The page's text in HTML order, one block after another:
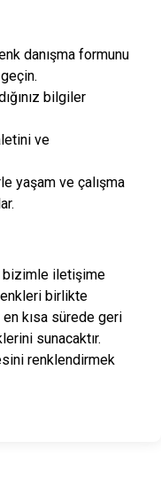
danışma formunu
bilgiler
ve
yaşam ve çalışma
bizimle iletişime
birlikte
kısa sürede geri
sunacaktır.
renklendirmek